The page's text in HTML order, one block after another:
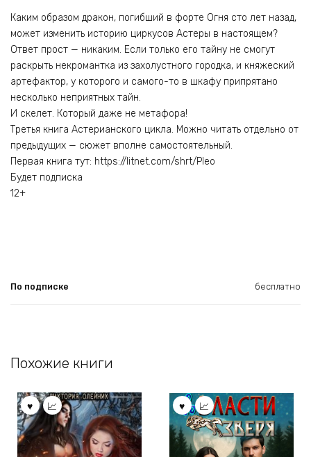
Каким образом дракон, погибший в форте Огня сто лет назад,
может изменить историю циркусов Астеры в настоящем?
Ответ прост — никаким. Если только его тайну не смогут
раскрыть некромантка из захолустного городка, и княжеский
артефактор, у которого и самого-то в шкафу припрятано
несколько неприятных тайн.
И скелет. Который даже не метафора!
Третья книга Астерианского цикла. Можно читать отдельно от
предыдущих — сюжет вполне самостоятельный.
Первая книга тут: https://litnet.com/shrt/Pleo
Будет подписка
12+
По подписке бесплатно
Похожие книги